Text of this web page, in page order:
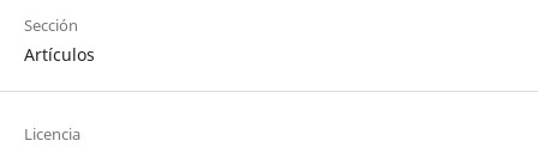
Sección
Artículos
Licencia